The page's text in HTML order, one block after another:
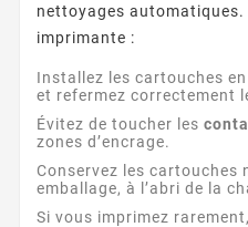
nettoyages
imprimante :
Installez les cartouches
et refermez correctement
Évitez de toucher les
zones d’encrage.
Conservez les cartouches
emballage, à l’abri de la
Si vous imprimez